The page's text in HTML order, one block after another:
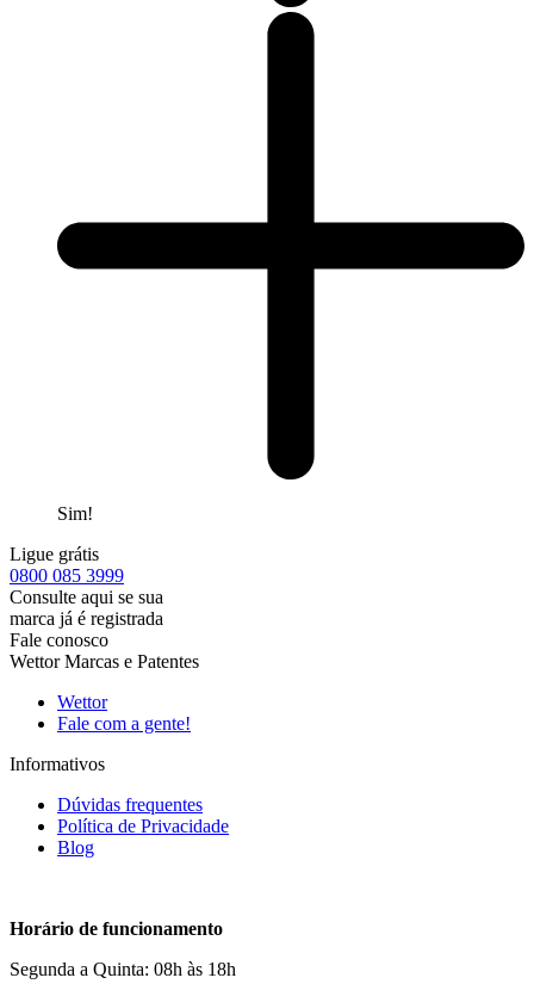
Sim!
Ligue grátis
0800 085 3999
Consulte aqui se sua
marca já é registrada
Fale conosco
Wettor Marcas e Patentes
Wettor
Fale com a gente!
Informativos
Dúvidas frequentes
Política de Privacidade
Blog
Horário de funcionamento
Segunda a Quinta: 08h às 18h